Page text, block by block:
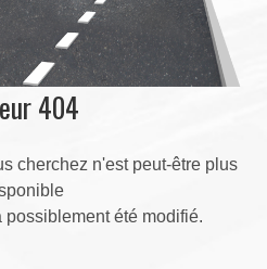
404
cherchez n'est peut-être plus
possiblement été modifié.